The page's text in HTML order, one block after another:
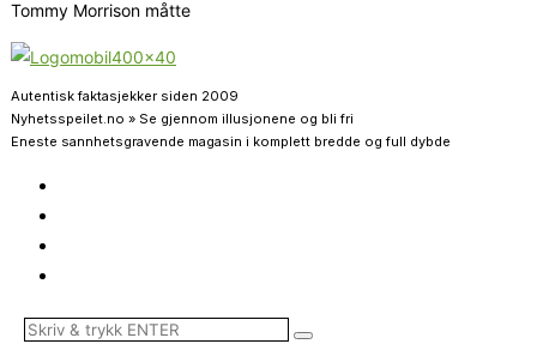
Tommy Morrison måtte
Autentisk faktasjekker siden 2009
Nyhetsspeilet.no » Se gjennom illusjonene og bli fri
Eneste sannhetsgravende magasin i komplett bredde og full dybde